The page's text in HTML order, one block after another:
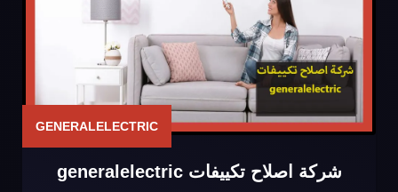
GENERALELECTRIC
شركة اصلاح تكييفات generalelectric